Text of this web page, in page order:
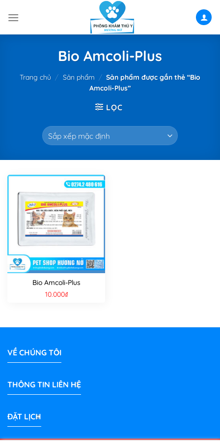
Bio Amcoli-Plus
Trang chủ / Sản phẩm / Sản phẩm được gắn thẻ “Bio
Amcoli-Plus”
LỌC
Bio Amcoli-Plus
10.000₫
VỀ CHÚNG TÔI
THÔNG TIN LIÊN HỆ
ĐẶT LỊCH